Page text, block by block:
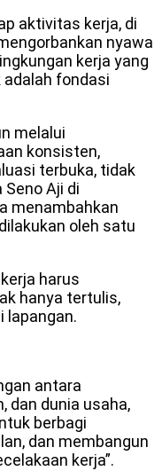
aktivitas kerja, di
nyawa
kerja yang
adalah fondasi
melalui
konsisten,
terbuka, tidak
Aji di
menambahkan
oleh satu
harus
hanya tertulis,
lapangan.
antara
dan dunia usaha,
berbagi
dan membangun
kerja”.